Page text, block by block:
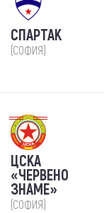
СПАРТАК
(СОФИЯ)
ЦСКА
«ЧЕРВЕНО
ЗНАМЕ»
(СОФИЯ)